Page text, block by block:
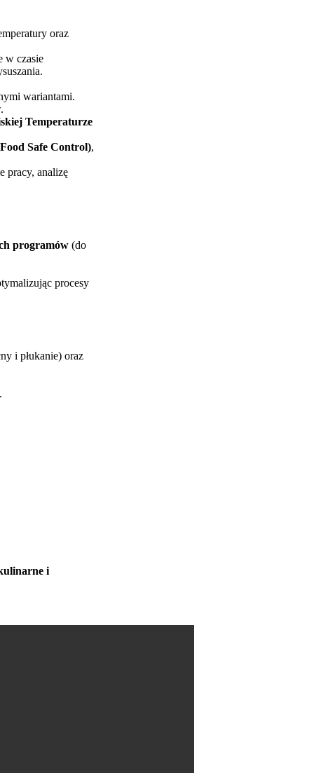
oraz
w czasie
wariantami.
Temperaturze
Safe Control),
pracy, analizę
programów (do
procesy
i płukanie) oraz
i